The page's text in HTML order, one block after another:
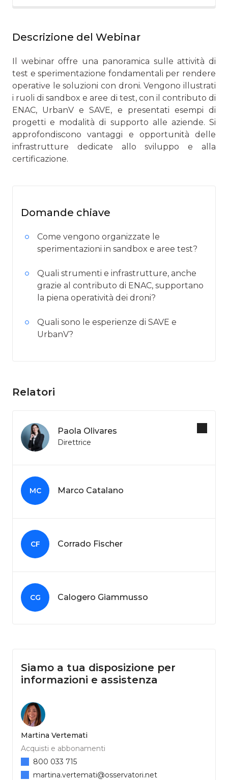
Descrizione del Webinar
Il webinar offre una panoramica sulle attività di
test e sperimentazione fondamentali per rendere
operative le soluzioni con droni. Vengono illustrati
i ruoli di sandbox e aree di test, con il contributo di
ENAC, UrbanV e SAVE, e presentati esempi di
progetti e modalità di supporto alle aziende. Si
approfondiscono vantaggi e opportunità delle
infrastrutture dedicate allo sviluppo e alla
certificazione.
Domande chiave
Come vengono organizzate le
sperimentazioni in sandbox e aree test?
Quali strumenti e infrastrutture, anche
grazie al contributo di ENAC, supportano
la piena operatività dei droni?
Quali sono le esperienze di SAVE e
UrbanV?
Relatori
Paola Olivares
Direttrice
MC Marco Catalano
CF Corrado Fischer
CG Calogero Giammusso
Siamo a tua disposizione per
informazioni e assistenza
Martina Vertemati
Acquisti e abbonamenti
800 033 715
martina.vertemati@osservatori.net